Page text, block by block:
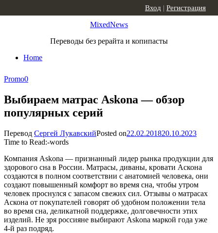
MixedNews
Переводы без рерайта и копипасты
Home
Вход | Регистрация
Promo0
Выбираем матрас Askona — обзор
популярных серий
Перевод Сергей ЛукавскийPosted on22.02.201820.10.2023
Time to Read:-words
Компания Askona — признанный лидер рынка продукции для
здорового сна в России. Матрасы, диваны, кровати Аскона
создаются в полном соответствии с анатомией человека, они
создают повышенный комфорт во время сна, чтобы утром
человек проснулся с запасом свежих сил. Отзывы о матрасах
Аскона от покупателей говорят об удобном положении тела
во время сна, деликатной поддержке, долговечности этих
изделий. Не зря россияне выбирают Askona маркой года уже
4-й раз подряд.